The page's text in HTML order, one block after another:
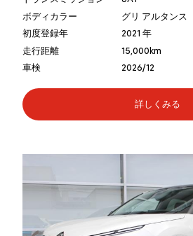
ボディカラー
グリ アルタンス
初度登録年
2021 年
走行距離
15,000km
車検
2026/12
詳しくみる